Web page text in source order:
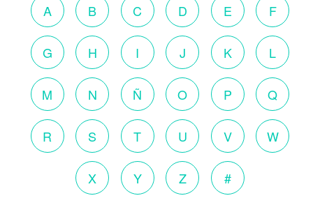
A B C D E F
G H I J K L
M N Ñ O P Q
R S T U V W
X Y Z #